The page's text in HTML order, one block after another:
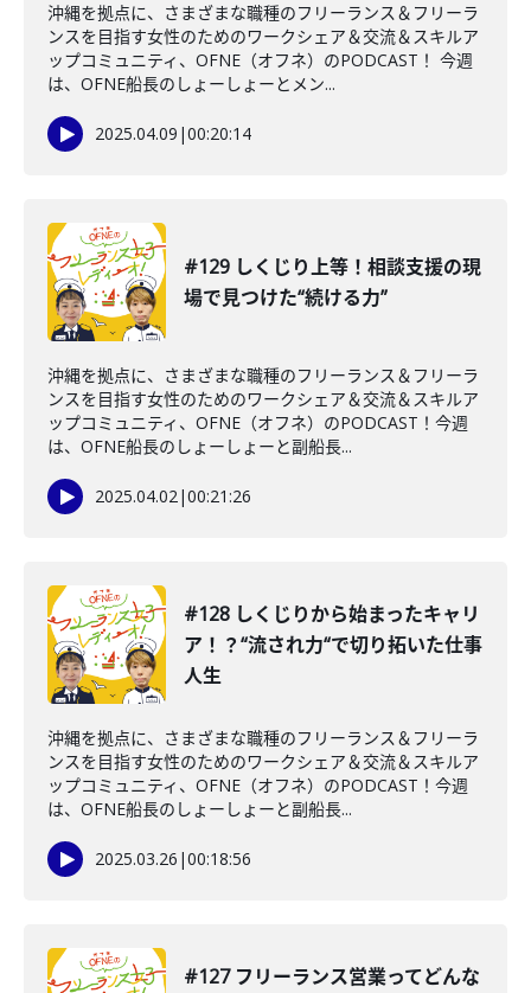
沖縄を拠点に、さまざまな職種のフリーランス＆フリーラ
ンスを目指す女性のためのワークシェア＆交流＆スキルア
ップコミュニティ、OFNE（オフネ）のPODCAST！ 今週
は、OFNE船長のしょーしょーとメン...
2025.04.09 |00:20:14
#129 しくじり上等！相談支援の現
場で見つけた“続ける力”
沖縄を拠点に、さまざまな職種のフリーランス＆フリーラ
ンスを目指す女性のためのワークシェア＆交流＆スキルア
ップコミュニティ、OFNE（オフネ）のPODCAST！今週
は、OFNE船長のしょーしょーと副船長...
2025.04.02|00:21:26
#128 しくじりから始まったキャリ
ア！？“流され力“で切り拓いた仕事
人生
沖縄を拠点に、さまざまな職種のフリーランス＆フリーラ
ンスを目指す女性のためのワークシェア＆交流＆スキルア
ップコミュニティ、OFNE（オフネ）のPODCAST！今週
は、OFNE船長のしょーしょーと副船長...
2025.03.26 |00:18:56
#127 フリーランス営業ってどんな